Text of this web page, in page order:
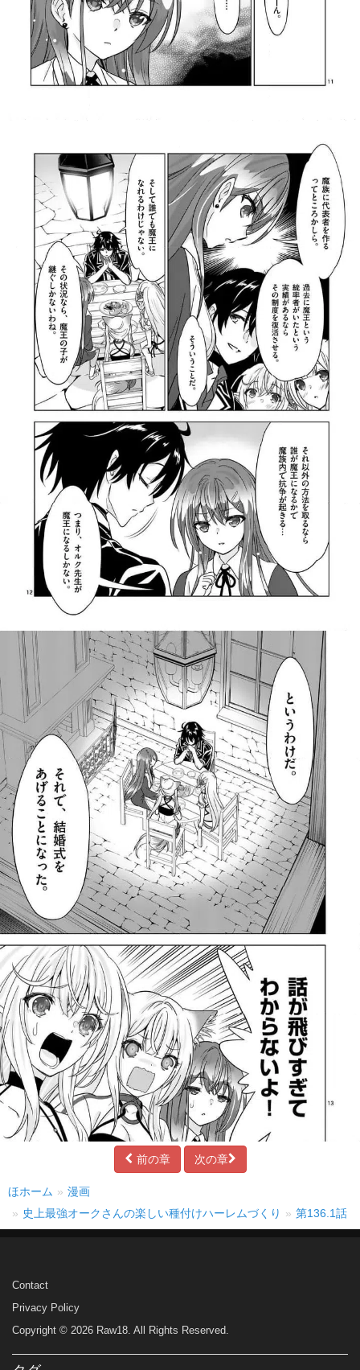
前の章 次の章
ほホーム
漫画
史上最強オークさんの楽しい種付けハーレムづくり
第136.1話
Contact
Privacy Policy
Copyright © 2026 Raw18. All Rights Reserved.